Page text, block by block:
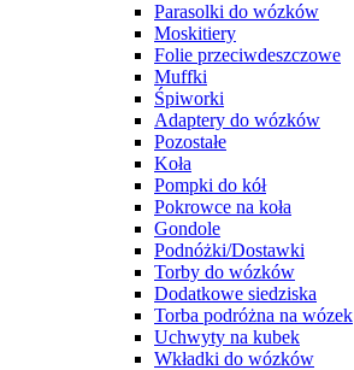
Parasolki do wózków
Moskitiery
Folie przeciwdeszczowe
Muffki
Śpiworki
Adaptery do wózków
Pozostałe
Koła
Pompki do kół
Pokrowce na koła
Gondole
Podnóżki/Dostawki
Torby do wózków
Dodatkowe siedziska
Torba podróżna na wózek
Uchwyty na kubek
Wkładki do wózków